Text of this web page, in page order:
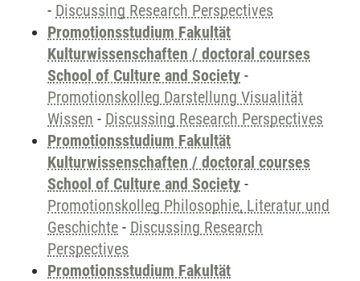
- Discussing Research Perspectives
Promotionsstudium Fakultät
Kulturwissenschaften / doctoral courses
School of Culture and Society -
Promotionskolleg Darstellung Visualität
Wissen - Discussing Research Perspectives
Promotionsstudium Fakultät
Kulturwissenschaften / doctoral courses
School of Culture and Society -
Promotionskolleg Philosophie, Literatur und
Geschichte - Discussing Research
Perspectives
Promotionsstudium Fakultät